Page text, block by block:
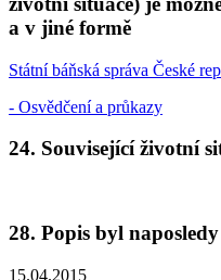
a v jiné formě
Státní báňská správa České
- Osvědčení a průkazy
24. Související životní
28. Popis byl
15.04.2015